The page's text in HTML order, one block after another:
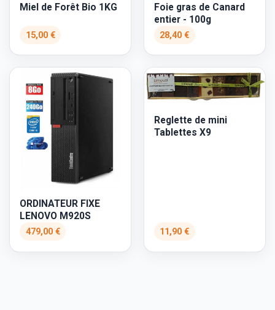
Miel de Forêt Bio 1KG
15,00 €
Foie gras de Canard
entier - 100g
28,40 €
ORDINATEUR FIXE
LENOVO M920S
479,00 €
Reglette de mini
Tablettes X9
11,90 €